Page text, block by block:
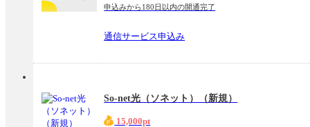
申込みから180日以内の開通完了
通信サービス申込み
So-net光（ソネット）（新規）
15,000pt